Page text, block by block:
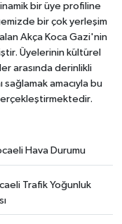
bir üye profiline
bir çok yerleşim
Akça Koca Gazi'nin
Üyelerinin kültürel
arasında derinlikli
amacıyla bu
Hava Durumu
Trafik Yoğunluk